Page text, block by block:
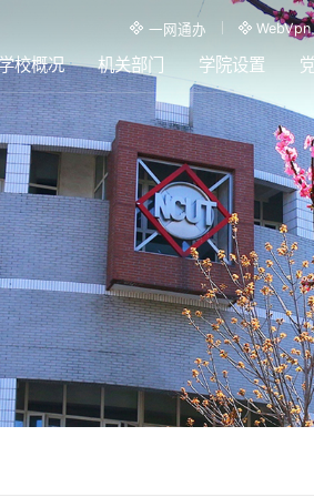
一网通办 WebVpn
校概况 机关部门 学院设置